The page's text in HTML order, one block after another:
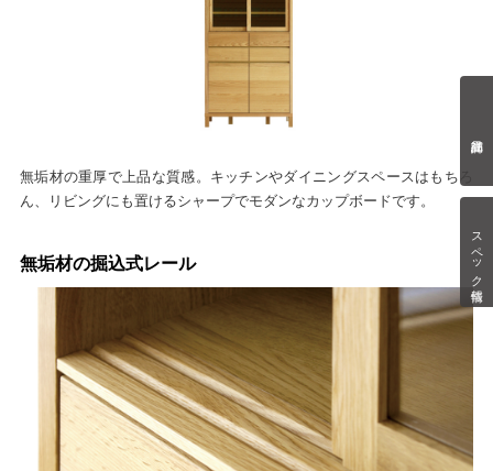
スペック情報
無垢材の重厚で上品な質感。キッチンやダイニングスペースはもちろ
ん、リビングにも置けるシャープでモダンなカップボードです。
無垢材の掘込式レール